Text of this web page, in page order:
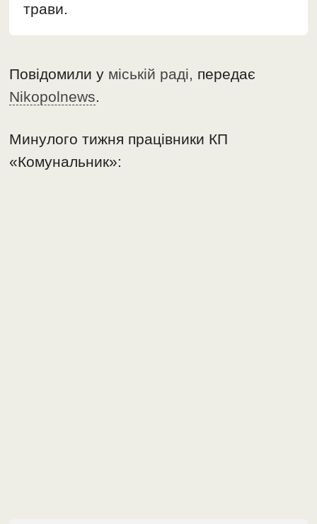
трави.
Повідомили у міській раді, передає
Nikopolnews.
Минулого тижня працівники КП
«Комунальник»: